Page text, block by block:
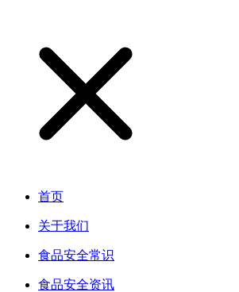
首页
关于我们
食品安全常识
食品安全资讯